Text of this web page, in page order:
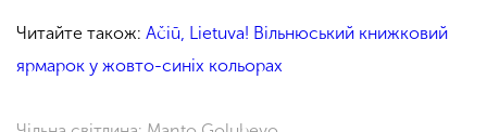
Читайте також: Ačiū, Lietuva! Вільнюський книжковий
ярмарок у жовто-синіх кольорах